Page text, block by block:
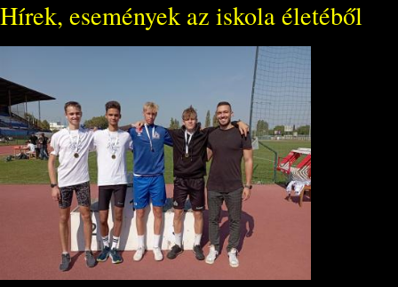
Hírek, események az iskola életéből